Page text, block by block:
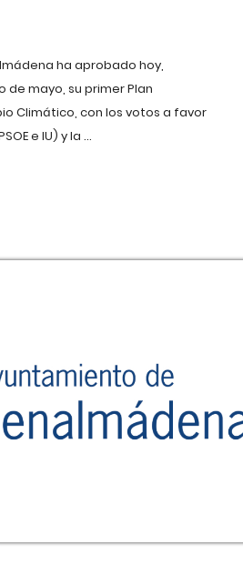
ha aprobado hoy,
mayo, su primer Plan
Climático, con los votos a favor
e IU) y la ...